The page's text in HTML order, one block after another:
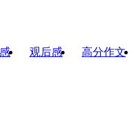
观后感 高分作文